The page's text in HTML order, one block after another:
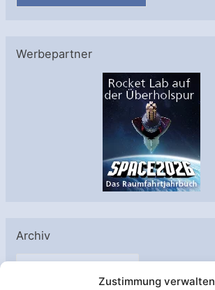
Zustimmung verwalten
Werbepartner
Archiv
A